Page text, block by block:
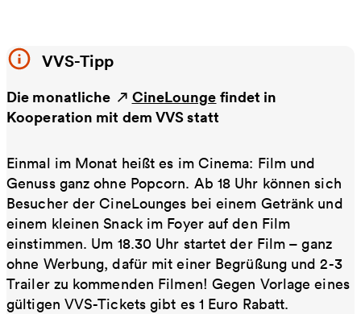
VVS-Tipp
Die monatliche CineLounge findet in
Kooperation mit dem VVS statt
Einmal im Monat heißt es im Cinema: Film und
Genuss ganz ohne Popcorn. Ab 18 Uhr können sich
Besucher der CineLounges bei einem Getränk und
einem kleinen Snack im Foyer auf den Film
einstimmen. Um 18.30 Uhr startet der Film – ganz
ohne Werbung, dafür mit einer Begrüßung und 2-3
Trailer zu kommenden Filmen! Gegen Vorlage eines
gültigen VVS-Tickets gibt es 1 Euro Rabatt.